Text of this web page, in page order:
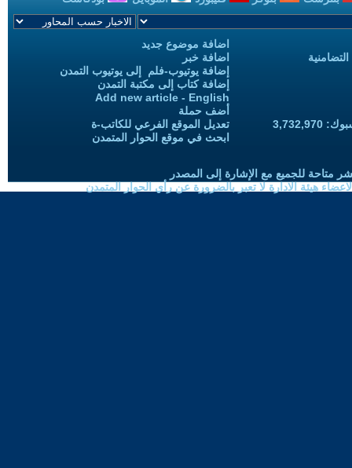
اضافة موضوع جديد
اضافة خبر
إضافة يوتيوب-فلم إلى يوتيوب التمدن
إضافة كتاب إلى مكتبة التمدن
Add new article - English
أضف حملة
تعديل الموقع الفرعي للكاتب-ة
ابحث في موقع الحوار المتمدن
متاحة للجميع مع الإشارة إلى المصدر
هيئة الادارة لا تعبر بالضرورة عن رأي الحوار المتمدن